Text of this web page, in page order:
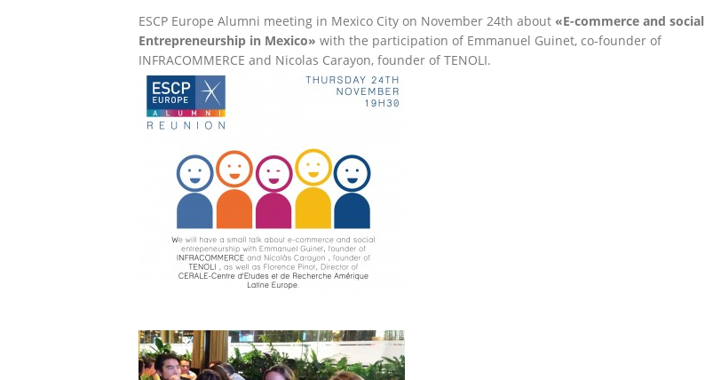
ESCP Europe Alumni meeting in Mexico City on November 24th about «E-commerce and social
Entrepreneurship in Mexico» with the participation of Emmanuel Guinet, co-founder of
INFRACOMMERCE and Nicolas Carayon, founder of TENOLI.